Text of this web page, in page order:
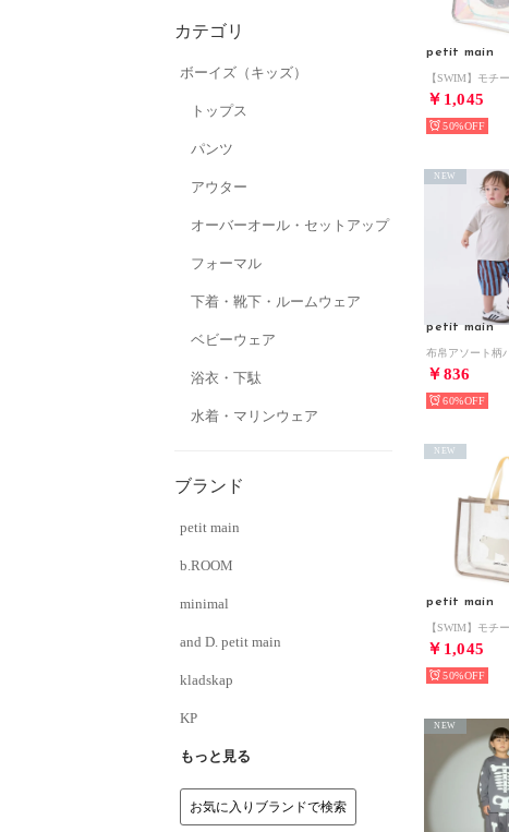
カテゴリ
ボーイズ（キッズ）
トップス
パンツ
アウター
オーバーオール・セットアップ
フォーマル
下着・靴下・ルームウェア
ベビーウェア
浴衣・下駄
水着・マリンウェア
ブランド
petit main
b.ROOM
minimal
and D. petit main
kladskap
KP
もっと見る
お気に入りブランドで検索
petit main
￥1,045
50%
petit main
￥836
NEW
60%
petit main
￥1,045
NEW
50%
NEW